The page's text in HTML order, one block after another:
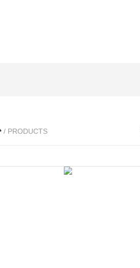
/ PRODUCTS